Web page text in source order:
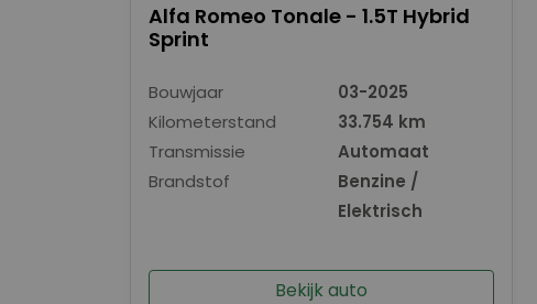
Alfa Romeo Tonale - 1.5T Hybrid
Sprint
Bouwjaar
03-2025
Kilometerstand
33.754 km
Transmissie
Automaat
Brandstof
Benzine /
Elektrisch
Bekijk auto